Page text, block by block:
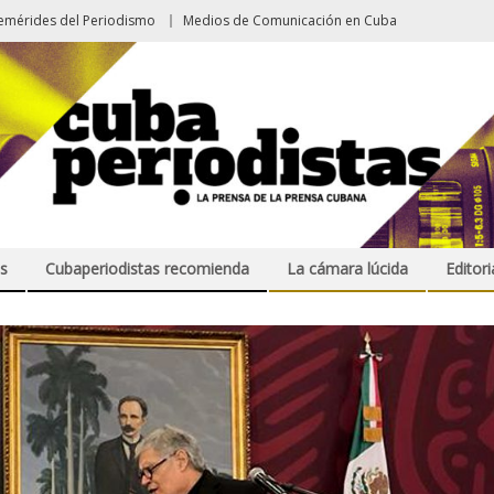
del Periodismo Medios de Comunicación en Cuba
Cubaperiodistas recomienda La cámara lúcida